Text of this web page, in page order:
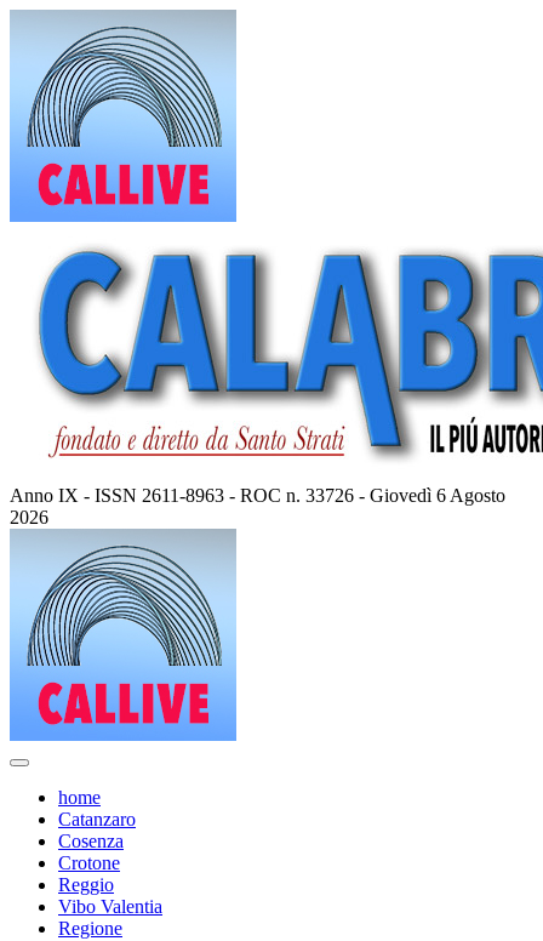
contenuto
Anno IX - ISSN 2611-8963 - ROC n. 33726 - Giovedì 6 Agosto
2026
home
Catanzaro
Cosenza
Crotone
Reggio
Vibo Valentia
Regione